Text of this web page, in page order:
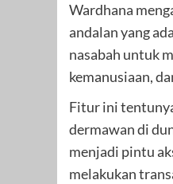
Wardhana
andalan yang
nasabah untuk
kemanusiaan,
Fitur ini
dermawan di
menjadi pintu
melakukan